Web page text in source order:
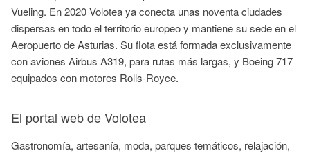
Vueling. En 2020 Volotea ya conecta unas noventa ciudades
dispersas en todo el territorio europeo y mantiene su sede en el
Aeropuerto de Asturias. Su flota está formada exclusivamente
con aviones Airbus A319, para rutas más largas, y Boeing 717
equipados con motores Rolls-Royce.
El portal web de Volotea
Gastronomía, artesanía, moda, parques temáticos, relajación,